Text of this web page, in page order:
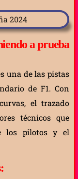
a prueba
una de las pistas
de F1. Con
el trazado
técnicos que
los pilotos y el